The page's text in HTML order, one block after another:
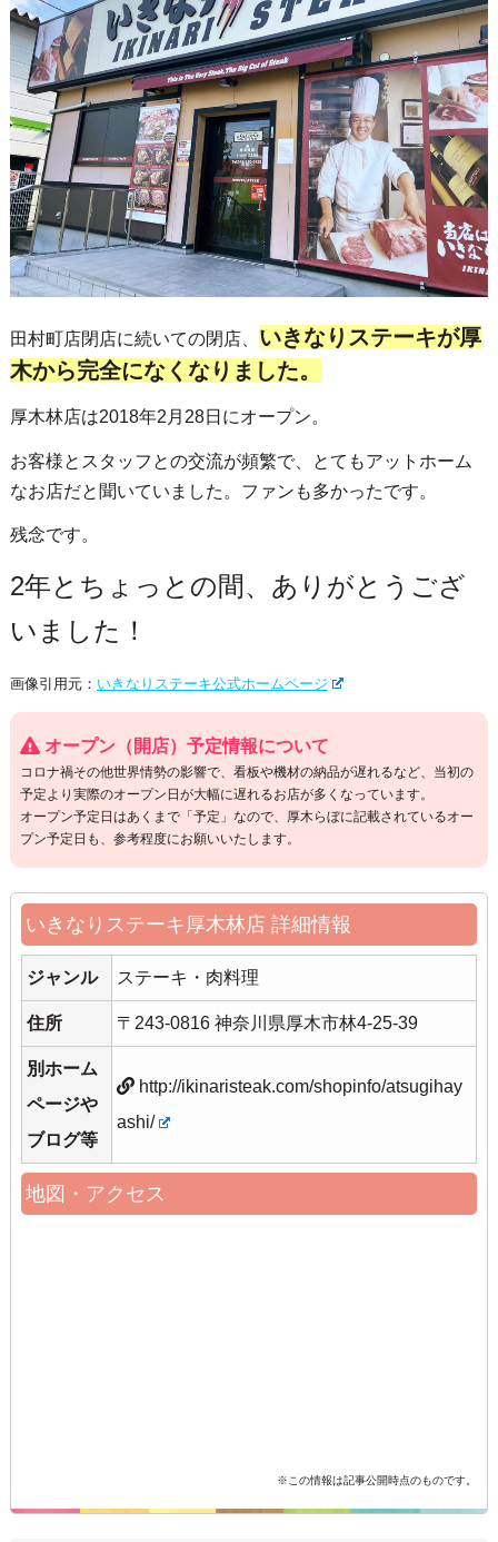
田村町店閉店に続いての閉店、 いきなりステーキが厚
木から完全になくなりました。
厚木林店は2018年2月28日にオープン。
お客様とスタッフとの交流が頻繁で、とてもアットホーム
なお店だと聞いていました。ファンも多かったです。
残念です。
2年とちょっとの間、ありがとうござ
いました！
画像引用元： いきなりステーキ公式ホームページ
オープン（開店）予定情報について
コロナ禍その他世界情勢の影響で、看板や機材の納品が遅れるなど、当初の
予定より実際のオープン日が大幅に遅れるお店が多くなっています。
オープン予定日はあくまで「予定」なので、厚木らぼに記載されているオー
プン予定日も、参考程度にお願いいたします。
いきなりステーキ厚木林店 詳細情報
ジャンル ステーキ・肉料理
住所 〒243-0816 神奈川県厚木市林4-25-39
別ホーム
ページや
ブログ等
http://ikinaristeak.com/shopinfo/atsugihay
ashi/
地図・アクセス
※この情報は記事公開時点のものです。